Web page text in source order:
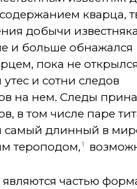
кварца,
добычи
и больше обнажался
пока не
и сотни следов
на нем. Следы
в том числе паре
самый длинный в
тероподом, 1
являются частью